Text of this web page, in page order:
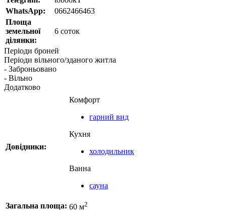
WhatsApp:
0662466463
Площа
земельної
ділянки:
6 соток
Періоди броней
Періоди вільного/зданого житла
- Заброньовано
- Вільно
Додатково
Довідники:
Комфорт
гарний вид
Кухня
холодильник
Ванна
сауна
Загальна площа: 60 м2